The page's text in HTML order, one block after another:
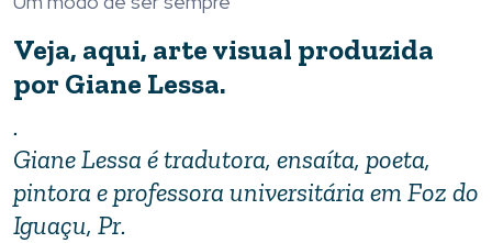
Veja, aqui, arte visual produzida
por Giane Lessa.
.
Giane Lessa é tradutora, ensaíta, poeta,
pintora e professora universitária em Foz do
Iguaçu, Pr.